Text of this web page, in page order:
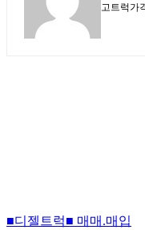
고트럭가
■디젤트럭■ 매매.매입